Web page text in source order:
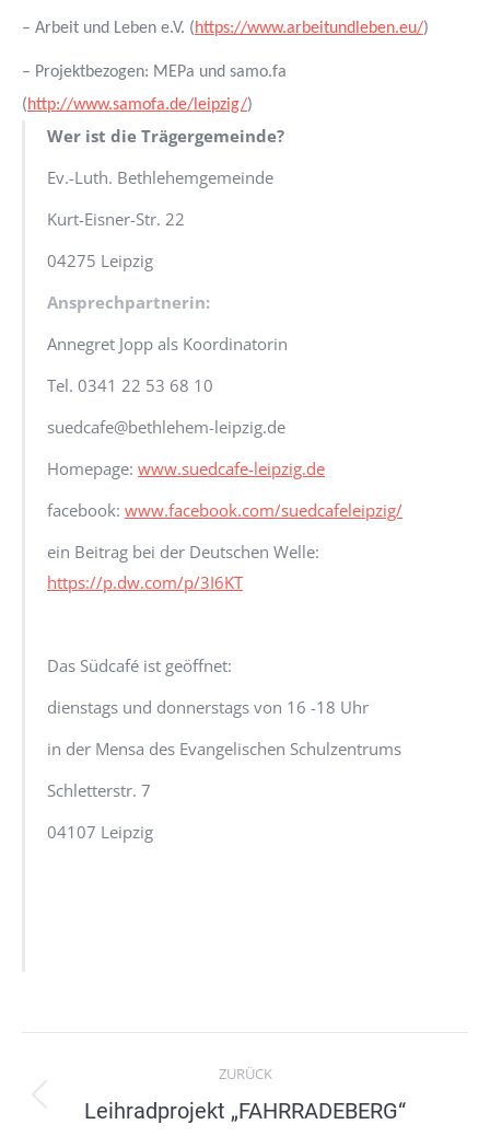
– Arbeit und Leben e.V. (https://www.arbeitundleben.eu/)
– Projektbezogen: MEPa und samo.fa
(http://www.samofa.de/leipzig/)
Wer ist die Trägergemeinde?
Ev.-Luth. Bethlehemgemeinde
Kurt-Eisner-Str. 22
04275 Leipzig
Ansprechpartnerin:
Annegret Jopp als Koordinatorin
Tel. 0341 22 53 68 10
suedcafe@bethlehem-leipzig.de
Homepage: www.suedcafe-leipzig.de
facebook: www.facebook.com/suedcafeleipzig/
ein Beitrag bei der Deutschen Welle:
https://p.dw.com/p/3I6KT
Das Südcafé ist geöffnet:
dienstags und donnerstags von 16 -18 Uhr
in der Mensa des Evangelischen Schulzentrums
Schletterstr. 7
04107 Leipzig
navigation
ZURÜCK
Previous
Leihradprojekt „FAHRRADEBERG“